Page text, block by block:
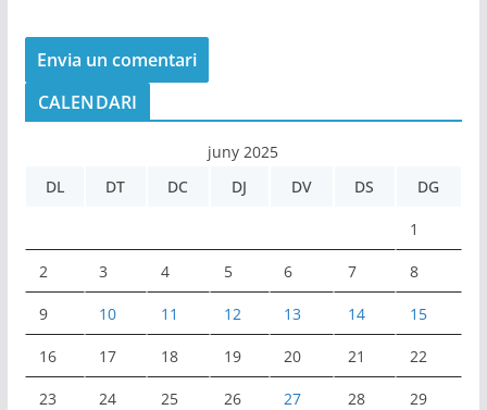
CALENDARI
juny 2025
DL
DT DC DJ DV DS DG
1
2 3 4 5 6 7 8
9 10 11 12 13 14 15
16 17 18 19 20 21 22
23 24 25 26 27 28 29